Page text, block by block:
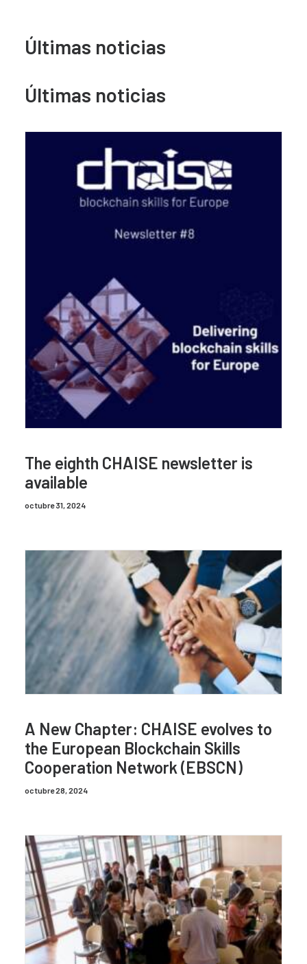
Últimas noticias
Últimas noticias
The eighth CHAISE newsletter is
available
octubre 31, 2024
A New Chapter: CHAISE evolves to
the European Blockchain Skills
Cooperation Network (EBSCN)
octubre 28, 2024